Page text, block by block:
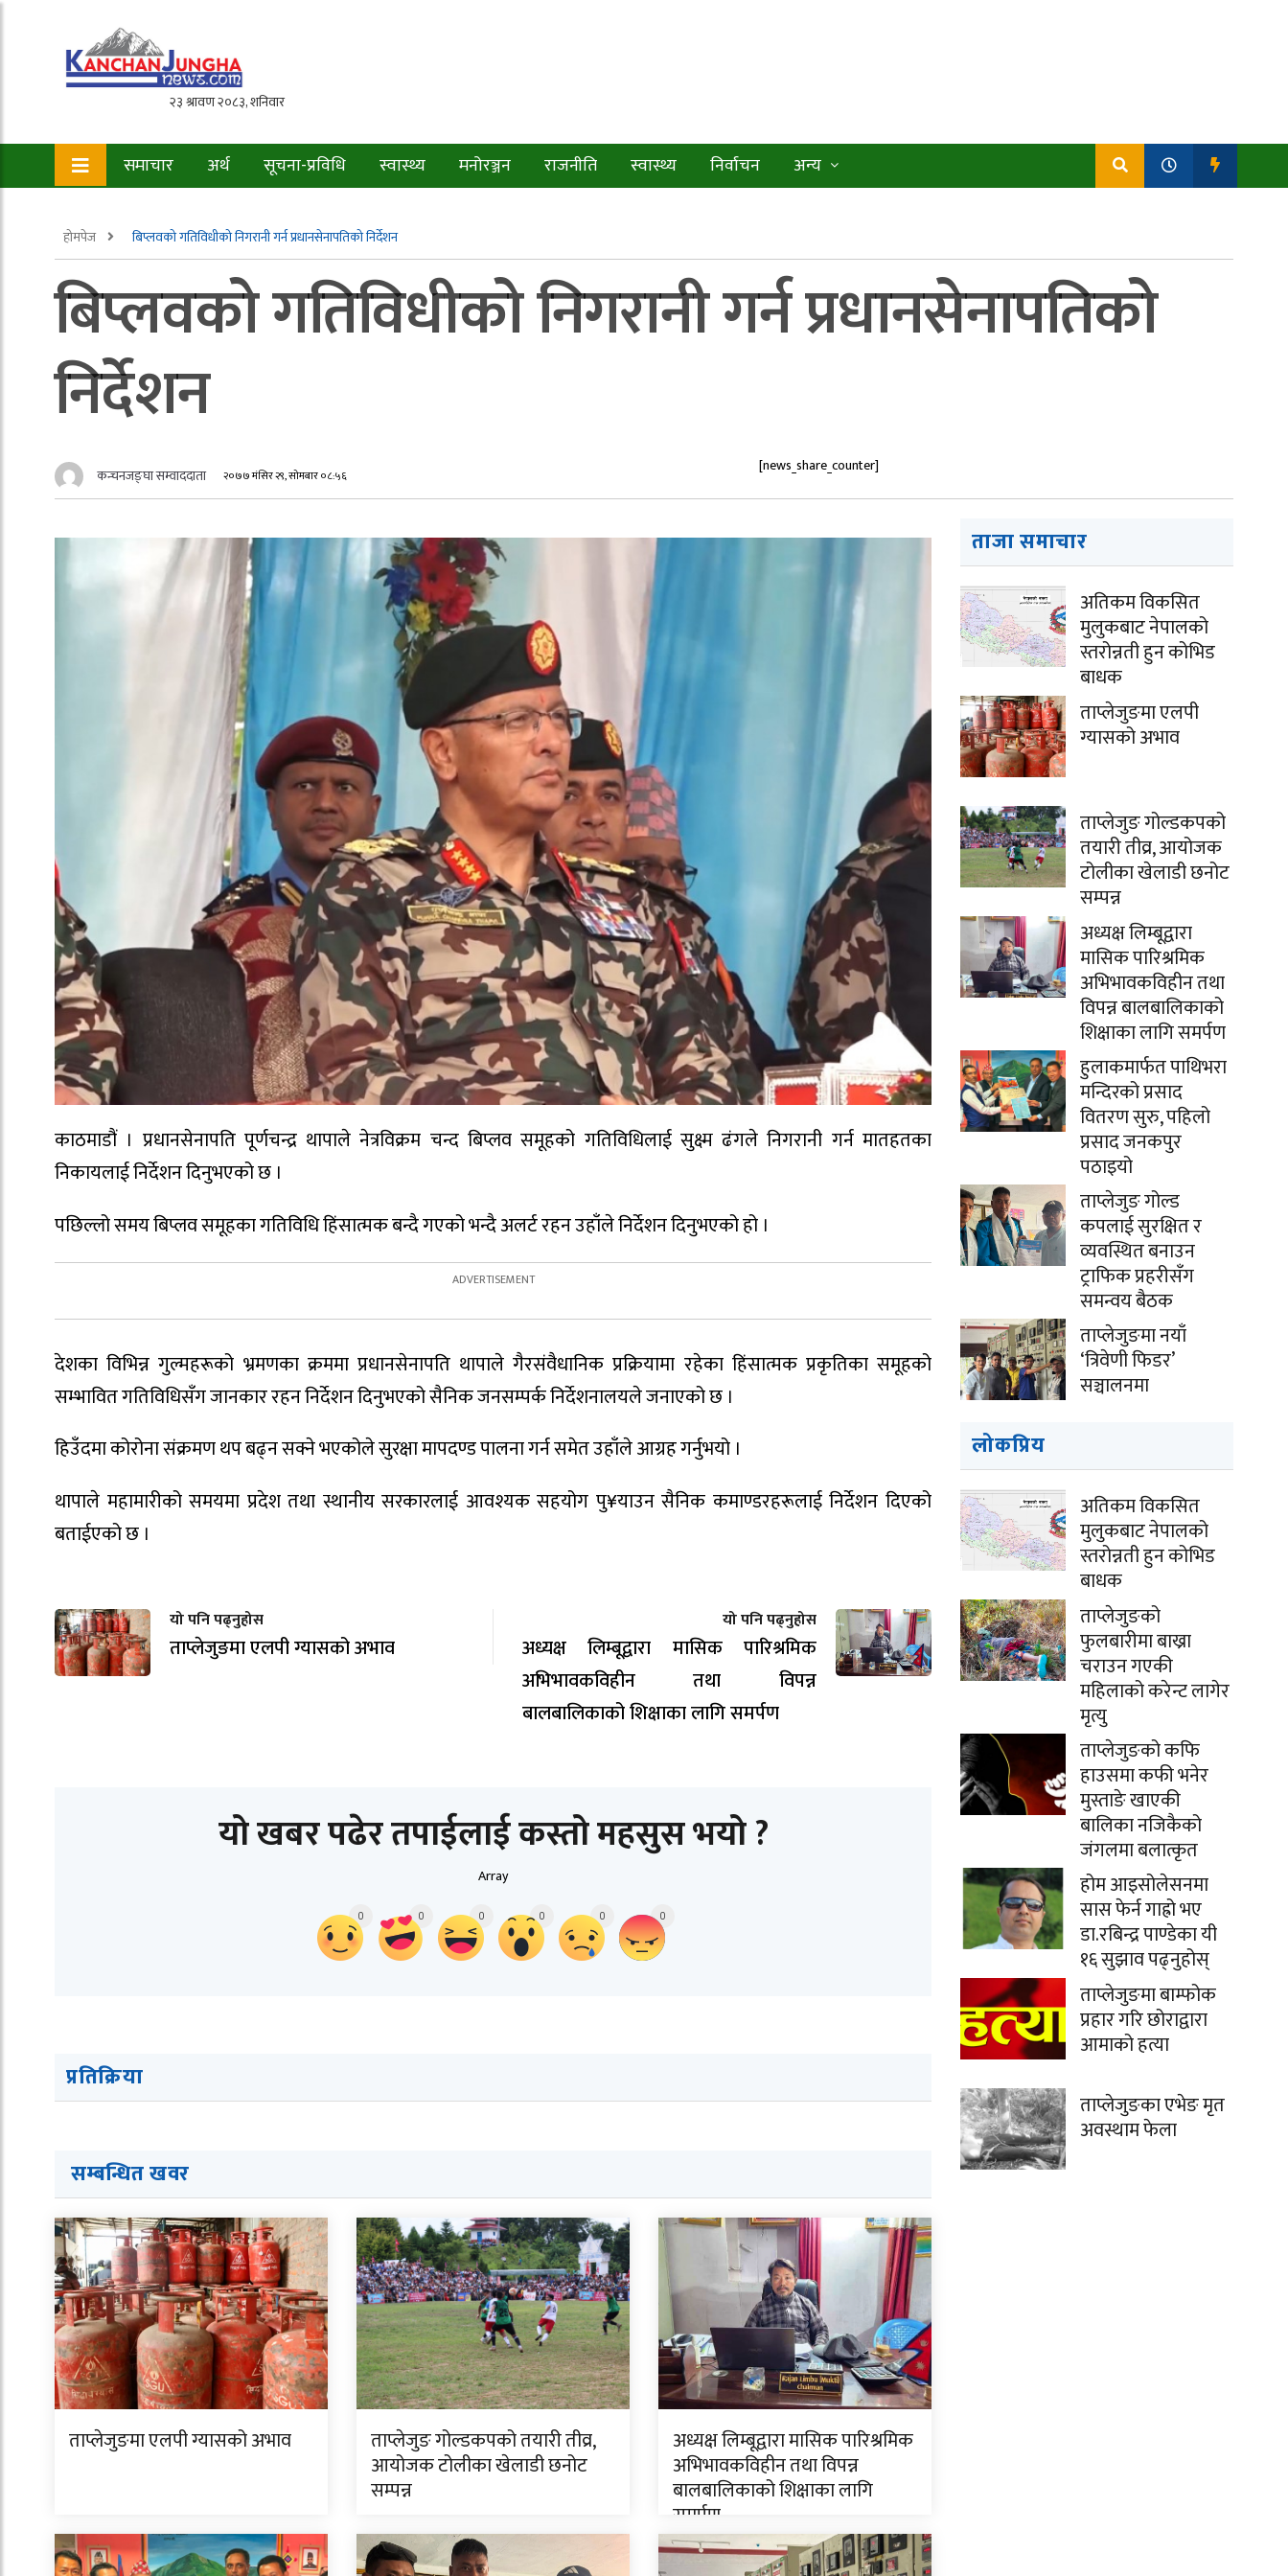
समाचार अर्थ सूचना-प्रविधि स्वास्थ्य मनोरञ्जन राजनीति स्वास्थ्य निर्वाचन अन्य
होमपेज बिप्लवको गतिविधीको निगरानी गर्न प्रधानसेनापतिको निर्देशन
बिप्लवको गतिविधीको निगरानी गर्न प्रधानसेनापतिको
निर्देशन
कन्चनजङ्घा सम्वाददाता २०७७ मंसिर २९, सोमबार ०८:५६ [news_share_counter]
काठमाडौं । प्रधानसेनापति पूर्णचन्द्र थापाले नेत्रविक्रम चन्द बिप्लव समूहको गतिविधिलाई सुक्ष्म ढंगले निगरानी गर्न मातहतका
निकायलाई निर्देशन दिनुभएको छ ।
पछिल्लो समय बिप्लव समूहका गतिविधि हिंसात्मक बन्दै गएको भन्दै अलर्ट रहन उहाँले निर्देशन दिनुभएको हो ।
देशका विभिन्न गुल्महरूको भ्रमणका क्रममा प्रधानसेनापति थापाले गैरसंवैधानिक प्रक्रियामा रहेका हिंसात्मक प्रकृतिका समूहको
सम्भावित गतिविधिसँग जानकार रहन निर्देशन दिनुभएको सैनिक जनसम्पर्क निर्देशनालयले जनाएको छ ।
हिउँदमा कोरोना संक्रमण थप बढ्न सक्ने भएकोले सुरक्षा मापदण्ड पालना गर्न समेत उहाँले आग्रह गर्नुभयो ।
थापाले महामारीको समयमा प्रदेश तथा स्थानीय सरकारलाई आवश्यक सहयोग पु¥याउन सैनिक कमाण्डरहरूलाई निर्देशन दिएको
बताईएको छ ।
यो पनि पढ्नुहोस
ताप्लेजुङमा एलपी ग्यासको अभाव
यो पनि पढ्नुहोस
अध्यक्ष लिम्बूद्वारा मासिक पारिश्रमिक
अभिभावकविहीन तथा विपन्न
बालबालिकाको शिक्षाका लागि समर्पण
यो खबर पढेर तपाईलाई कस्तो महसुस भयो ?
Array
0 0 0 0 0 0
प्रतिक्रिया
सम्बन्धित खवर
ताप्लेजुङमा एलपी ग्यासको अभाव ताप्लेजुङ गोल्डकपको तयारी तीव्र,
आयोजक टोलीका खेलाडी छनोट
सम्पन्न
अध्यक्ष लिम्बूद्वारा मासिक पारिश्रमिक
अभिभावकविहीन तथा विपन्न
बालबालिकाको शिक्षाका लागि
समर्पण
ताजा समाचार
अतिकम विकसित
मुलुकबाट नेपालको
स्तरोन्नती हुन कोभिड
बाधक
ताप्लेजुङमा एलपी
ग्यासको अभाव
ताप्लेजुङ गोल्डकपको
तयारी तीव्र, आयोजक
टोलीका खेलाडी छनोट
सम्पन्न
अध्यक्ष लिम्बूद्वारा
मासिक पारिश्रमिक
अभिभावकविहीन तथा
विपन्न बालबालिकाको
शिक्षाका लागि समर्पण
हुलाकमार्फत पाथिभरा
मन्दिरको प्रसाद
वितरण सुरु, पहिलो
प्रसाद जनकपुर
पठाइयो
ताप्लेजुङ गोल्ड
कपलाई सुरक्षित र
व्यवस्थित बनाउन
ट्राफिक प्रहरीसँग
समन्वय बैठक
ताप्लेजुङमा नयाँ
‘त्रिवेणी फिडर’
सञ्चालनमा
लोकप्रिय
अतिकम विकसित
मुलुकबाट नेपालको
स्तरोन्नती हुन कोभिड
बाधक
ताप्लेजुङको
फुलबारीमा बाख्रा
चराउन गएकी
महिलाको करेन्ट लागेर
मृत्यु
ताप्लेजुङको कफि
हाउसमा कफी भनेर
मुस्ताङे खाएकी
बालिका नजिकैको
जंगलमा बलात्कृत
होम आइसोलेसनमा
सास फेर्न गाह्रो भए
डा.रबिन्द्र पाण्डेका यी
१६ सुझाव पढ्नुहोस्
ताप्लेजुङमा बाम्फोक
प्रहार गरि छोराद्वारा
आमाको हत्या
ताप्लेजुङका एभेङ मृत
अवस्थाम फेला